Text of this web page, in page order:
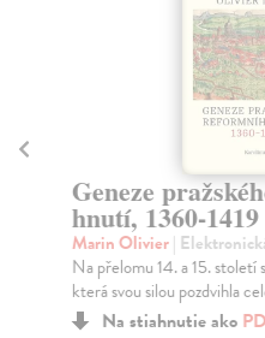
Geneze
hnutí, 1360-1419
Marin Olivier|
Na přelomu 14. a 15. století
která svou silou pozdvihla
Na stiahnutie ako